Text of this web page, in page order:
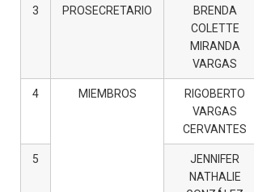
3 PROSECRETARIO
BRENDA
COLETTE
MIRANDA
VARGAS
4 MIEMBROS
RIGOBERTO
VARGAS
CERVANTES
5
JENNIFER
NATHALIE